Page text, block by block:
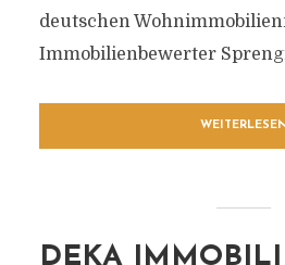
deutschen
Immobilienbewerter
WEITERLESEN
DEKA